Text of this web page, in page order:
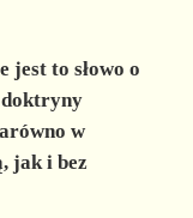
jest to słowo o
w
jak i bez